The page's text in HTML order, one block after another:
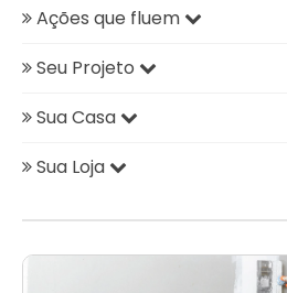
Ações que fluem
Seu Projeto
Sua Casa
Sua Loja